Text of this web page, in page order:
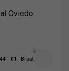
Oviedo
01 Braat
44’